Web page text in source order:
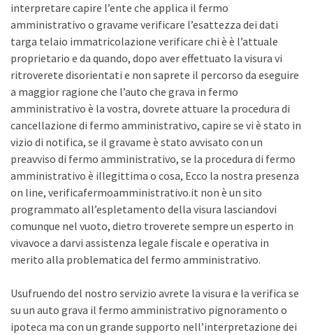
interpretare capire l’ente che applica il fermo
amministrativo o gravame verificare l’esattezza dei dati
targa telaio immatricolazione verificare chi è è l’attuale
proprietario e da quando, dopo aver effettuato la visura vi
ritroverete disorientati e non saprete il percorso da eseguire
a maggior ragione che l’auto che grava in fermo
amministrativo è la vostra, dovrete attuare la procedura di
cancellazione di fermo amministrativo, capire se vi è stato in
vizio di notifica, se il gravame è stato avvisato con un
preavviso di fermo amministrativo, se la procedura di fermo
amministrativo è illegittima o cosa, Ecco la nostra presenza
on line, verificafermoamministrativo.it non è un sito
programmato all’espletamento della visura lasciandovi
comunque nel vuoto, dietro troverete sempre un esperto in
vivavoce a darvi assistenza legale fiscale e operativa in
merito alla problematica del fermo amministrativo.
Usufruendo del nostro servizio avrete la visura e la verifica se
su un auto grava il fermo amministrativo pignoramento o
ipoteca ma con un grande supporto nell’interpretazione dei